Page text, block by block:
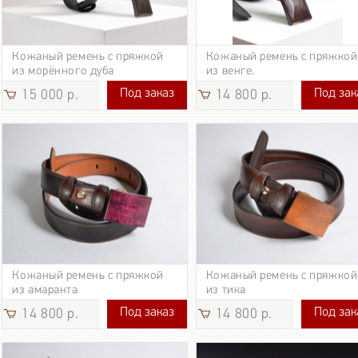
Кожаный ремень с пряжкой
из морённого дуба
15 000 р. 15 000 р.
Под заказ
Кожаный ремень с пряжкой
из венге.
14 800 р. 14 800 р.
Под
Кожаный ремень с пряжкой
из амаранта
14 800 р. 14 800 р.
Под заказ
Кожаный ремень с пряжкой
из тика
14 800 р. 14 800 р.
Под